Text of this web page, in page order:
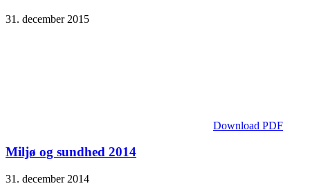
31. december 2015
Download PDF
Miljø og sundhed 2014
31. december 2014